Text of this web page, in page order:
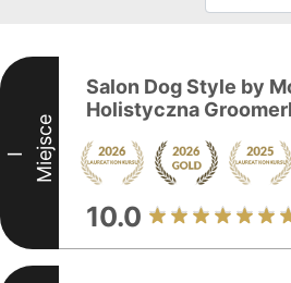
I Miejsce
Salon Dog Style by
Holistyczna
10.0